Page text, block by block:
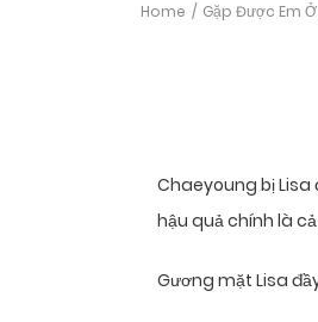
Home Gặp Được Em
Chaeyoung bị Lisa
hậu quả chính là
Gương mặt Lisa